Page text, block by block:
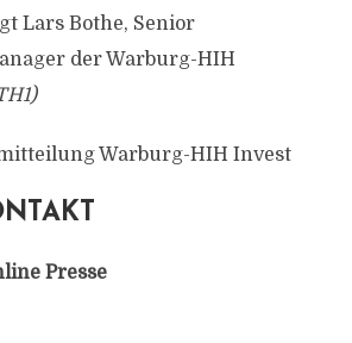
Lars Bothe, Senior
der Warburg-HIH
Warburg-HIH Invest
Presse